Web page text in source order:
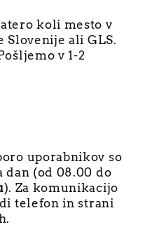
koli mesto v
Slovenije ali GLS.
v 1-2
uporabnikov so
dan (od 08.00 do
). Za komunikacijo
telefon in strani